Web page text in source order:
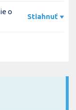
o
Stiahnuť